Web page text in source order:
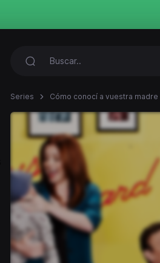
Series Cómo conocí a vuestra madre